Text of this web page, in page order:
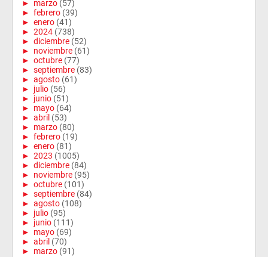
► marzo (57)
► febrero (39)
► enero (41)
► 2024 (738)
► diciembre (52)
► noviembre (61)
► octubre (77)
► septiembre (83)
► agosto (61)
► julio (56)
► junio (51)
► mayo (64)
► abril (53)
► marzo (80)
► febrero (19)
► enero (81)
► 2023 (1005)
► diciembre (84)
► noviembre (95)
► octubre (101)
► septiembre (84)
► agosto (108)
► julio (95)
► junio (111)
► mayo (69)
► abril (70)
► marzo (91)